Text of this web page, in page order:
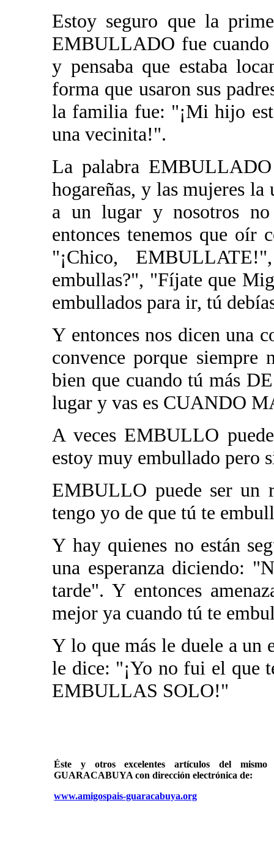
Estoy seguro que la
EMBULLADO fue cuando
y pensaba que estaba
forma que usaron sus
la familia fue: "¡Mi hijo
una vecinita!".
La palabra
hogareñas, y las mujeres
a un lugar y nosotros
entonces tenemos que oír
"¡Chico,
embullas?", "Fíjate que
embullados para ir, tú
Y entonces nos dicen una
convence porque siempre
bien que cuando tú más
lugar y vas es CUANDO
A veces EMBULLO
estoy muy embullado pero
EMBULLO puede ser un
tengo yo de que tú te
Y hay quienes no están
una esperanza diciendo:
tarde". Y entonces
mejor ya cuando tú te
Y lo que más le duele a un
le dice: "¡Yo no fui el que
EMBULLAS SOLO!"
Éste y otros excelentes artículos del
GUARACABUYA con dirección electrónica de:
www.amigospais-guaracabuya.org